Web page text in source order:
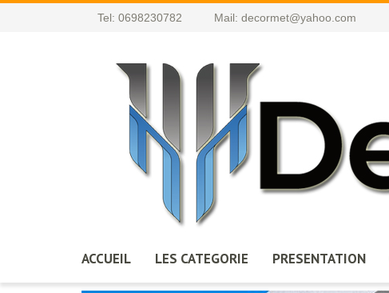
Tel: 0698230782 Mail: decormet@yahoo.com
ACCUEIL LES CATEGORIE PRESENTATION